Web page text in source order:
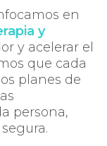
en
y
y acelerar el
que cada
planes de
persona,